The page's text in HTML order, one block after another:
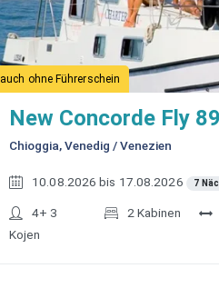
auch ohne Führerschein
New Concorde Fly
Chioggia, Venedig / Venezien
10.08.2026 bis 17.08.2026 7
4+ 3
Kojen
2 Kabinen